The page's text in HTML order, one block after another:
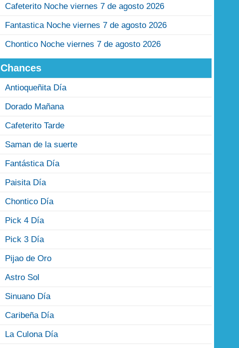
Cafeterito Noche viernes 7 de agosto 2026
Fantastica Noche viernes 7 de agosto 2026
Chontico Noche viernes 7 de agosto 2026
Chances
Antioqueñita Día
Dorado Mañana
Cafeterito Tarde
Saman de la suerte
Fantástica Día
Paisita Día
Chontico Día
Pick 4 Día
Pick 3 Día
Pijao de Oro
Astro Sol
Sinuano Día
Caribeña Día
La Culona Día